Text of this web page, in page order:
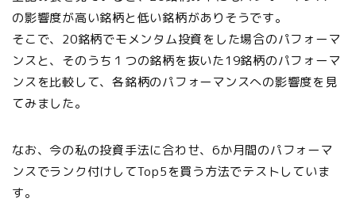
の影響度が高い銘柄と低い銘柄がありそうです。
そこで、20銘柄でモメンタム投資をした場合のパフォーマ
ンスと、そのうち１つの銘柄を抜いた19銘柄のパフォーマ
ンスを比較して、各銘柄のパフォーマンスへの影響度を見
てみました。
なお、今の私の投資手法に合わせ、6か月間のパフォーマ
ンスでランク付けしてTop5を買う方法でテストしていま
す。